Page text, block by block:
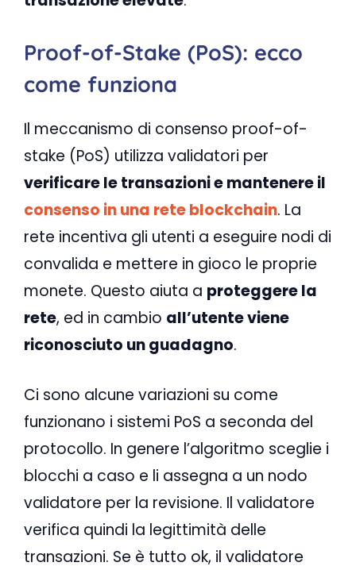
Proof-of-Stake (PoS): ecco
come funziona
Il meccanismo di consenso proof-of-
stake (PoS) utilizza validatori per
verificare le transazioni e mantenere il
consenso in una rete blockchain. La
rete incentiva gli utenti a eseguire nodi di
convalida e mettere in gioco le proprie
monete. Questo aiuta a proteggere la
rete, ed in cambio all’utente viene
riconosciuto un guadagno.
Ci sono alcune variazioni su come
funzionano i sistemi PoS a seconda del
protocollo. In genere l’algoritmo sceglie i
blocchi a caso e li assegna a un nodo
validatore per la revisione. Il validatore
verifica quindi la legittimità delle
transazioni. Se è tutto ok, il validatore